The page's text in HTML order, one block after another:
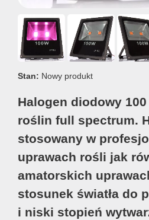
Stan: Nowy produkt
Halogen diodowy
roślin full spectrum.
stosowany w
uprawach rośli jak
amatorskich
stosunek światła do
i niski stopień